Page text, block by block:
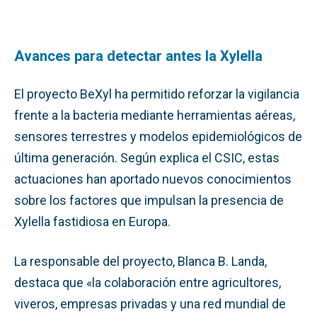
Avances para detectar antes la Xylella
El proyecto BeXyl ha permitido reforzar la vigilancia
frente a la bacteria mediante herramientas aéreas,
sensores terrestres y modelos epidemiológicos de
última generación. Según explica el CSIC, estas
actuaciones han aportado nuevos conocimientos
sobre los factores que impulsan la presencia de
Xylella fastidiosa en Europa.
La responsable del proyecto, Blanca B. Landa,
destaca que «la colaboración entre agricultores,
viveros, empresas privadas y una red mundial de